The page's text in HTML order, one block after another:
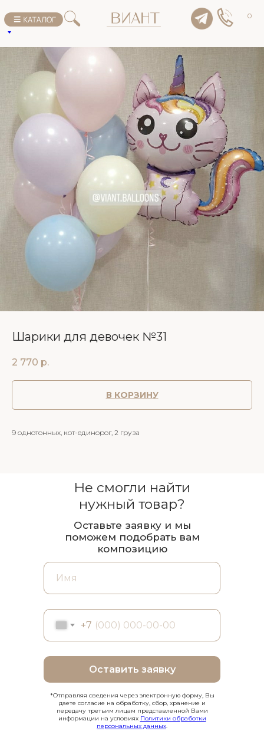
0
Шарики для девочек №31
2 770 р.
В КОРЗИНУ
9 однотонных, кот-единорог, 2 груза
+7
Оставить заявку
Не смогли найти
нужный товар?
Оставьте заявку и мы
поможем подобрать вам
композицию
*Отправляя сведения через электронную форму, Вы
даете согласие на обработку, сбор, хранение и
передачу третьим лицам представленной Вами
информации на условиях Политики обработки
персональных данных.